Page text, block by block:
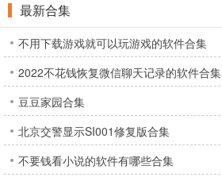
最新合集
不用下载游戏就可以玩游戏的软件合集
2022不花钱恢复微信聊天记录的软件合集
豆豆家园合集
北京交警显示SI001修复版合集
不要钱看小说的软件有哪些合集